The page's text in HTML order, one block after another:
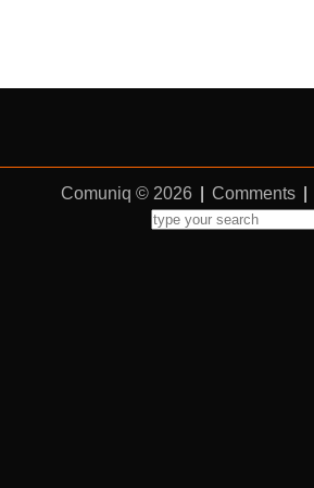
Comuniq © 2026 Comments